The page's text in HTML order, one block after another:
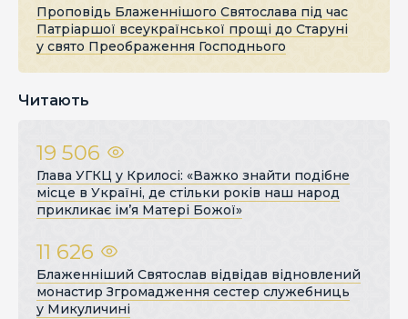
Проповідь Блаженнішого Святослава під час
Патріаршої всеукраїнської прощі до Старуні
у свято Преображення Господнього
Читають
19 506
Глава УГКЦ у Крилосі: «Важко знайти подібне
місце в Україні, де стільки років наш народ
прикликає ім’я Матері Божої»
11 626
Блаженніший Святослав відвідав відновлений
монастир Згромадження сестер служебниць
у Микуличині